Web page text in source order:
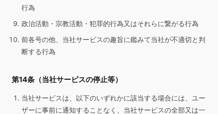
行為
政治活動・宗教活動・犯罪的行為又はそれらに繋がる行為
前各号の他、当社サービスの趣旨に鑑みて当社が不適切と判
断する行為
第14条（当社サービスの停止等）
当社サービスは、以下のいずれかに該当する場合には、ユー
ザーに事前に通知することなく、当社サービスの全部又は一